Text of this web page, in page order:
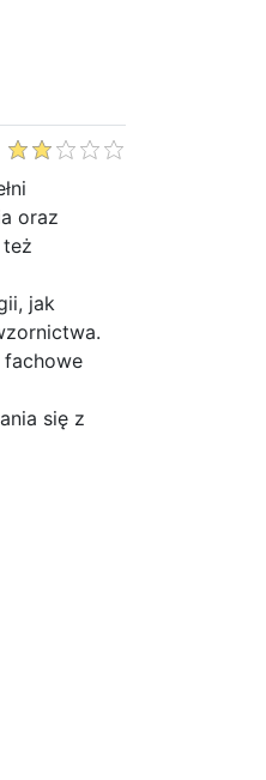
oraz
jak
fachowe
się z